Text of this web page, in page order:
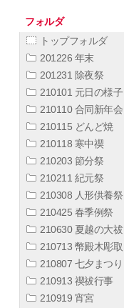
フォルダ
トップフォルダ
201226 年末
201231 除夜祭
210101 元日の様子
210110 合同新年会
210115 どんど焼
210118 寒中禊
210203 節分祭
210211 紀元祭
210308 人形供養祭
210425 春季例祭
210630 夏越の大祓
210713 幣殿木彫取
210807 七夕まつり
210913 禊祓行事
210919 宵宮